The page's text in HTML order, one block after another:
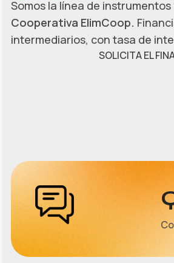
Somos la línea de
Cooperativa ElimCoop.
intermediarios, con tasa de
SOLICITA EL